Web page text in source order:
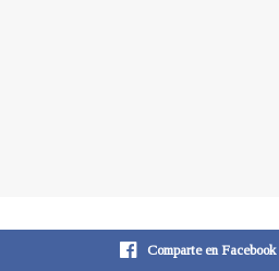
Comparte en Facebook